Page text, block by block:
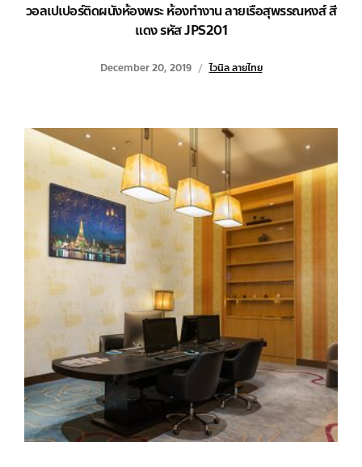
วอลเปเปอร์ติดผนังห้องพระ ห้องทำงาน ลายเรือสุพรรณหงส์ สี
แดง รหัส JPS201
December 20, 2019 ไวนิล ลายไทย